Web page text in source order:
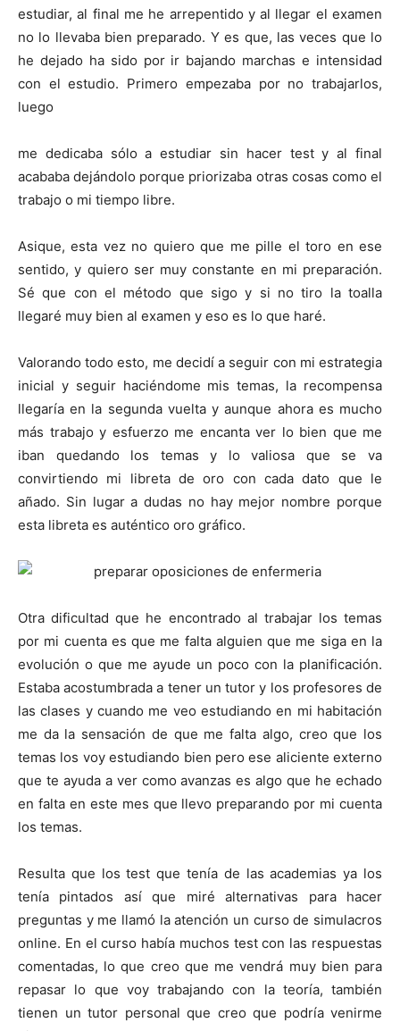
estudiar, al final me he arrepentido y al llegar el examen
no lo llevaba bien preparado. Y es que, las veces que lo
he dejado ha sido por ir bajando marchas e intensidad
con el estudio. Primero empezaba por no trabajarlos,
luego
me dedicaba sólo a estudiar sin hacer test y al final
acababa dejándolo porque priorizaba otras cosas como el
trabajo o mi tiempo libre.
Asique, esta vez no quiero que me pille el toro en ese
sentido, y quiero ser muy constante en mi preparación.
Sé que con el método que sigo y si no tiro la toalla
llegaré muy bien al examen y eso es lo que haré.
Valorando todo esto, me decidí a seguir con mi estrategia
inicial y seguir haciéndome mis temas, la recompensa
llegaría en la segunda vuelta y aunque ahora es mucho
más trabajo y esfuerzo me encanta ver lo bien que me
iban quedando los temas y lo valiosa que se va
convirtiendo mi libreta de oro con cada dato que le
añado. Sin lugar a dudas no hay mejor nombre porque
esta libreta es auténtico oro gráfico.
Otra dificultad que he encontrado al trabajar los temas
por mi cuenta es que me falta alguien que me siga en la
evolución o que me ayude un poco con la planificación.
Estaba acostumbrada a tener un tutor y los profesores de
las clases y cuando me veo estudiando en mi habitación
me da la sensación de que me falta algo, creo que los
temas los voy estudiando bien pero ese aliciente externo
que te ayuda a ver como avanzas es algo que he echado
en falta en este mes que llevo preparando por mi cuenta
los temas.
Resulta que los test que tenía de las academias ya los
tenía pintados así que miré alternativas para hacer
preguntas y me llamó la atención un curso de simulacros
online. En el curso había muchos test con las respuestas
comentadas, lo que creo que me vendrá muy bien para
repasar lo que voy trabajando con la teoría, también
tienen un tutor personal que creo que podría venirme